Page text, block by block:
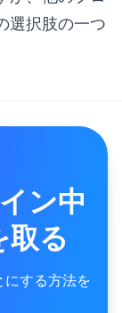
選択肢の一つ
ン中
る
する方法を